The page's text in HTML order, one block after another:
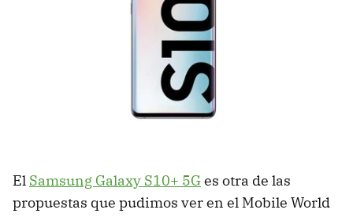
El Samsung Galaxy S10+ 5Ges otra de las
propuestas que pudimos ver en el Mobile World